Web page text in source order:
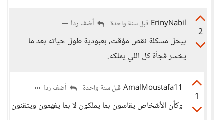
2
ErinyNabil قبل سنة واحدة أضف ردا
بيحل مشكلة نقص مؤقت، بعبودية طول حياته بعد ما
يخسر فجأة كل اللي يملكه.
1
AmalMoustafa11 قبل سنة واحدة أضف ردا
وكأن الأشخاص يقاسون بما يملكون لا بما يفهمون ويتقنون